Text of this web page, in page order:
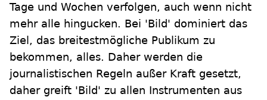
Tage und Wochen verfolgen, auch wenn nicht
mehr alle hingucken. Bei 'Bild' dominiert das
Ziel, das breitestmögliche Publikum zu
bekommen, alles. Daher werden die
journalistischen Regeln außer Kraft gesetzt,
daher greift 'Bild' zu allen Instrumenten aus